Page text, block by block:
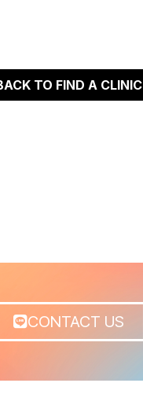
TO FIND A CLINIC
CONTACT US